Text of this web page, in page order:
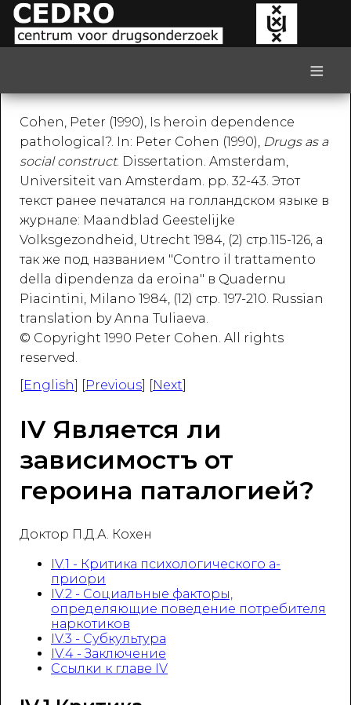
≡
Cohen, Peter (1990), Is heroin dependence
pathological?. In: Peter Cohen (1990), Drugs as a
social construct. Dissertation. Amsterdam,
Universiteit van Amsterdam. pp. 32-43. Этот
текст ранее печатался на голландском языке в
журнале: Maandblad Geestelijke
Volksgezondheid, Utrecht 1984, (2) стр.115-126, а
так же под названием "Contro il trattamento
della dipendenza da eroina" в Quadernu
Piacintini, Milano 1984, (12) стр. 197-210. Russian
translation by Anna Tuliaeva.
© Copyright 1990 Peter Cohen. All rights
reserved.
[English] [Previous] [Next]
IV Является ли
зависимостъ от
героина паталогией?
Доктор П.Д.А. Кохен
IV.1 - Критика психологического а-
приори
IV.2 - Социальные факторы,
определяющие поведение потребителя
наркотиков
IV.3 - Субкультура
IV.4 - Заключение
Ссылки к главе IV